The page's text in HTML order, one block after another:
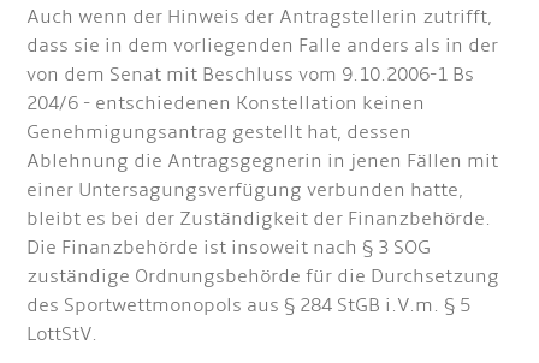
Auch wenn der Hinweis der Antragstellerin zutrifft,
dass sie in dem vorliegenden Falle anders als in der
von dem Senat mit Beschluss vom 9.10.2006-1 Bs
204/6 - entschiedenen Konstellation keinen
Genehmigungsantrag gestellt hat, dessen
Ablehnung die Antragsgegnerin in jenen Fällen mit
einer Untersagungsverfügung verbunden hatte,
bleibt es bei der Zuständigkeit der Finanzbehörde.
Die Finanzbehörde ist insoweit nach § 3 SOG
zuständige Ordnungsbehörde für die Durchsetzung
des Sportwettmonopols aus § 284 StGB i.V.m. § 5
LottStV.